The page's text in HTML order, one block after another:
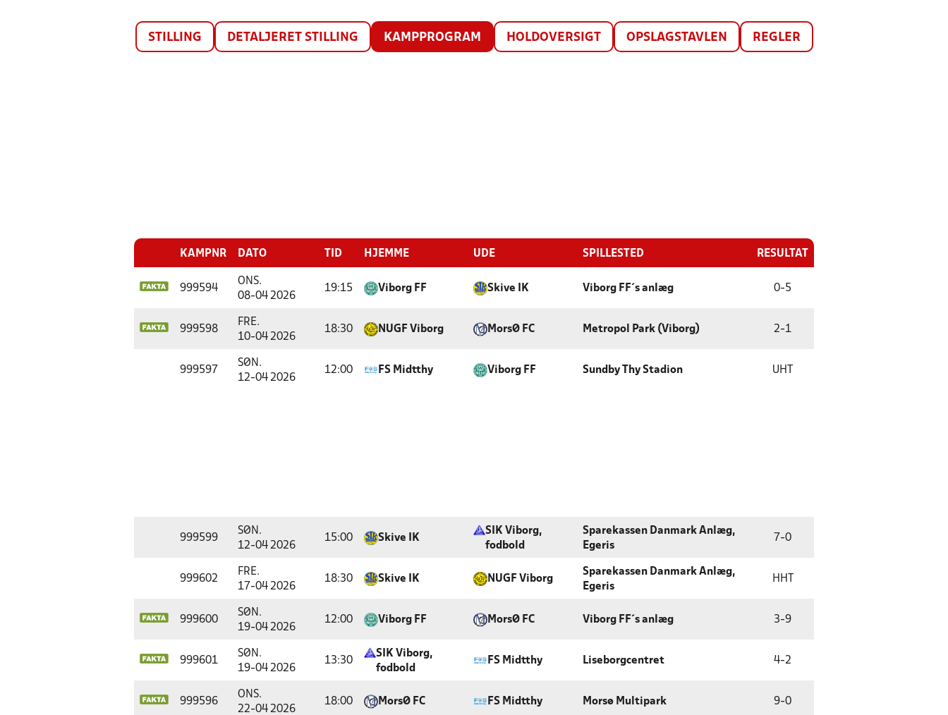
STILLING DETALJERET STILLING KAMPPROGRAM HOLDOVERSIGT OPSLAGSTAVLEN REGLER
KAMPNR DATO TID HJEMME UDE SPILLESTED RESULTAT
999594
ONS.
08-04 2026
19:15 Viborg FF Skive IK Viborg FF´s anlæg 0-5
999598
FRE.
10-04 2026
18:30 NUGF Viborg MorsØ FC Metropol Park (Viborg) 2-1
999597
SØN.
12-04 2026
12:00 FS Midtthy Viborg FF Sundby Thy Stadion UHT
999599
SØN.
12-04 2026
15:00 Skive IK
SIK Viborg,
fodbold
Sparekassen Danmark Anlæg,
Egeris
7 -0
999602
FRE.
17-04 2026
18:30 Skive IK NUGF Viborg
Sparekassen Danmark Anlæg,
Egeris
HHT
999600
SØN.
19-04 2026
12:00 Viborg FF MorsØ FC Viborg FF´s anlæg 3-9
999601
SØN.
19-04 2026
13:30
SIK Viborg,
fodbold
FS Midtthy Liseborgcentret 4-2
999596
ONS.
22-04 2026
18:00 MorsØ FC FS Midtthy Morsø Multipark 9-0